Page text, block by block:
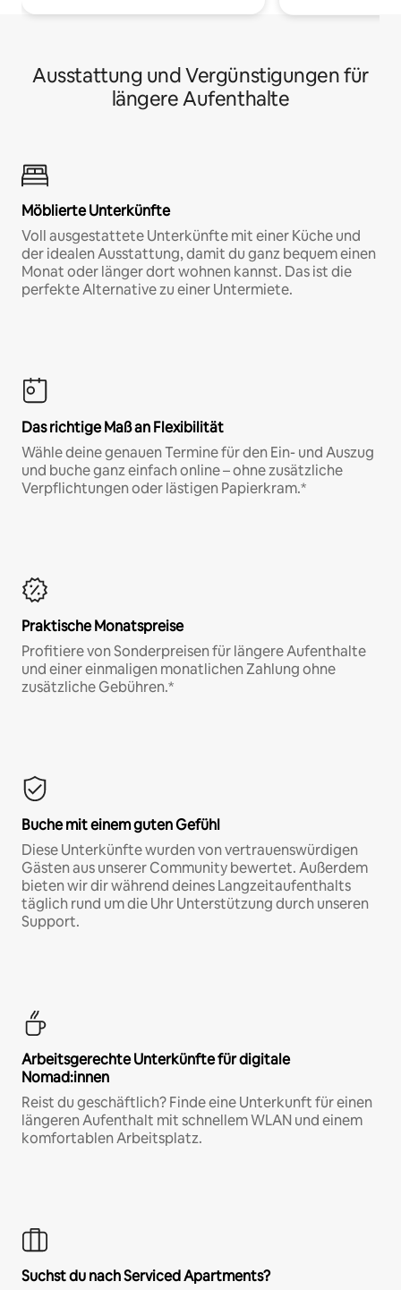
Ausstattung und Vergünstigungen für
längere Aufenthalte
Möblierte Unterkünfte
Voll ausgestattete Unterkünfte mit einer Küche und
der idealen Ausstattung, damit du ganz bequem einen
Monat oder länger dort wohnen kannst. Das ist die
perfekte Alternative zu einer Untermiete.
Das richtige Maß an Flexibilität
Wähle deine genauen Termine für den Ein- und Auszug
und buche ganz einfach online – ohne zusätzliche
Verpflichtungen oder lästigen Papierkram.*
Praktische Monatspreise
Profitiere von Sonderpreisen für längere Aufenthalte
und einer einmaligen monatlichen Zahlung ohne
zusätzliche Gebühren.*
Buche mit einem guten Gefühl
Diese Unterkünfte wurden von vertrauenswürdigen
Gästen aus unserer Community bewertet. Außerdem
bieten wir dir während deines Langzeitaufenthalts
täglich rund um die Uhr Unterstützung durch unseren
Support.
Arbeitsgerechte Unterkünfte für digitale
Nomad:innen
Reist du geschäftlich? Finde eine Unterkunft für einen
längeren Aufenthalt mit schnellem WLAN und einem
komfortablen Arbeitsplatz.
Suchst du nach Serviced Apartments?